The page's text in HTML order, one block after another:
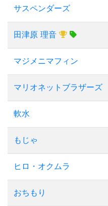
サスペンダーズ
田津原 理音
マジメニマフィン
マリオネットブラザーズ
軟水
もじゃ
ヒロ・オクムラ
おちもり